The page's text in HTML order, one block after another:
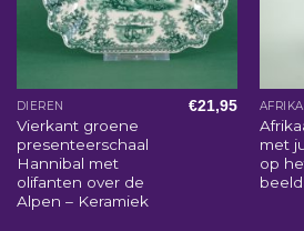
DIEREN
Vierkant groene
presenteerschaal
Hannibal met
olifanten over de
Alpen – Keramiek
€21,95
met
op